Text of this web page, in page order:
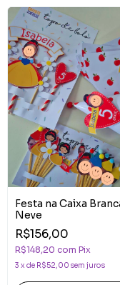
Festa na Caixa
Neve
R$156,00
R$148,20 com Pix
3 x de R$52,00 sem juros